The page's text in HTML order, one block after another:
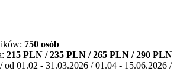
750 osób
215 PLN / 235 PLN / 265 PLN / 290 PLN
od 01.02 - 31.03.2026 / 01.04 - 15.06.2026 /